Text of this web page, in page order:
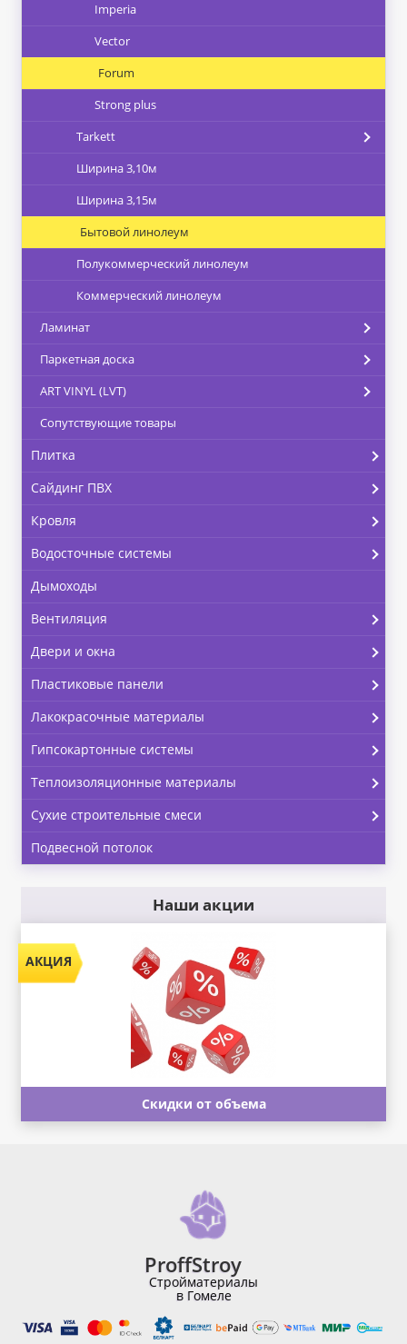
Imperia
Vector
Forum
Strong plus
Tarkett
Ширина 3,10м
Ширина 3,15м
Бытовой линолеум
Полукоммерческий линолеум
Коммерческий линолеум
Ламинат
Паркетная доска
ART VINYL (LVT)
Сопутствующие товары
Плитка
Сайдинг ПВХ
Кровля
Водосточные системы
Дымоходы
Вентиляция
Двери и окна
Пластиковые панели
Лакокрасочные материалы
Гипсокартонные системы
Теплоизоляционные материалы
Сухие строительные смеси
Подвесной потолок
Наши акции
Скидки от объема
ProffStroy
Стройматериалы
в Гомеле